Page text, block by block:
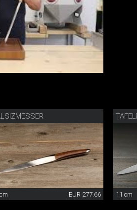
EUR 277.66 11 cm